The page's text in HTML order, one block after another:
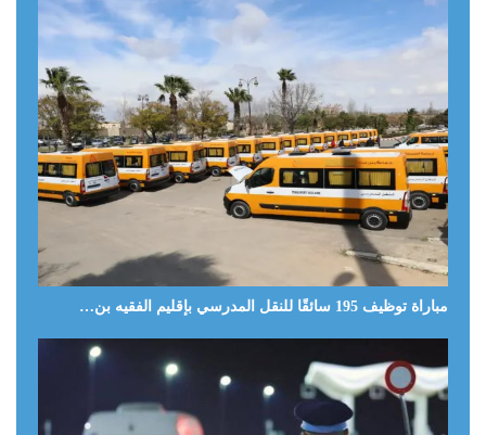
مباراة توظيف 195 سائقًا للنقل المدرسي بإقليم الفقيه بن…